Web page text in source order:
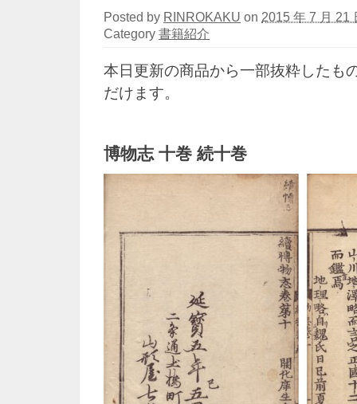
Posted by RINROKAKU on 2015 年 7 月 21
Category 書籍紹介
本日更新の商品から一部抜粋したも
だけます。
博物志 十巻 続十巻